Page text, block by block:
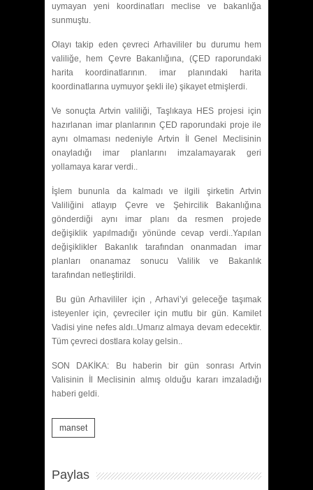
uymayan yeni koordinatları meclise ve bakanlığa
sunmuştu.
Olayı takip eden çevreci Arhavililer bu durumu hem
valiliğe, hem Çevre Bakanlığına, (ÇED raporundaki
harita koordinatlarının. imar planındaki harita
koordinatlarına uymuyor şekli ile) şikayet etmişlerdi.
Ve sonuçta Artvin valiliği, Taşlıkaya HES projesi için
hazırlanan imar planlarının ÇED raporundaki proje ile
aynı olmaması nedeniyle Artvin İl Genel Meclisinin
onayladığı imar planlarını imzalamayarak geri
yollamaya karar verdi..
İşlem bununla da kalmadı ve ilgili şirketin Artvin
Valiliğini atlayıp Çevre ve Şehircilik Bakanlığına
gönderdiği aynı imar planı da resmen projede
değişiklik yapılmadığı yönünde cevap verdi..Yapılan
değişiklikler Bakanlık tarafından onanmadan imar
planları onanamaz sonucu Valilik ve Bakanlık
tarafından netleştirildi.
Bu gün Arhavililer için , Arhavi’yi geleceğe taşımak
isteyenler için, çevreciler için mutlu bir gün. Kamilet
Vadisi yine nefes aldı..Umarız almaya devam edecektir.
Tüm çevreci dostlara kolay gelsin..
SON DAKİKA: Bu haberin bir gün sonrası Artvin
Valisinin İl Meclisinin almış olduğu kararı imzaladığı
haberi geldi.
manset
Paylas